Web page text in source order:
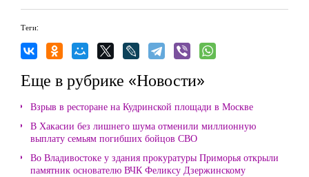
Теги:
Еще в рубрике «Новости»
Взрыв в ресторане на Кудринской площади в Москве
В Хакасии без лишнего шума отменили миллионную
выплату семьям погибших бойцов СВО
Во Владивостоке у здания прокуратуры Приморья открыли
памятник основателю ВЧК Феликсу Дзержинскому